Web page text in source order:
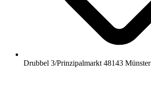
Drubbel 3/Prinzipalmarkt 48143 Münster